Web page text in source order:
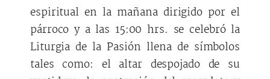
espiritual en la mañana dirigido por el
párroco y a las 15:00 hrs. se celebró la
Liturgia de la Pasión llena de símbolos
tales como: el altar despojado de su